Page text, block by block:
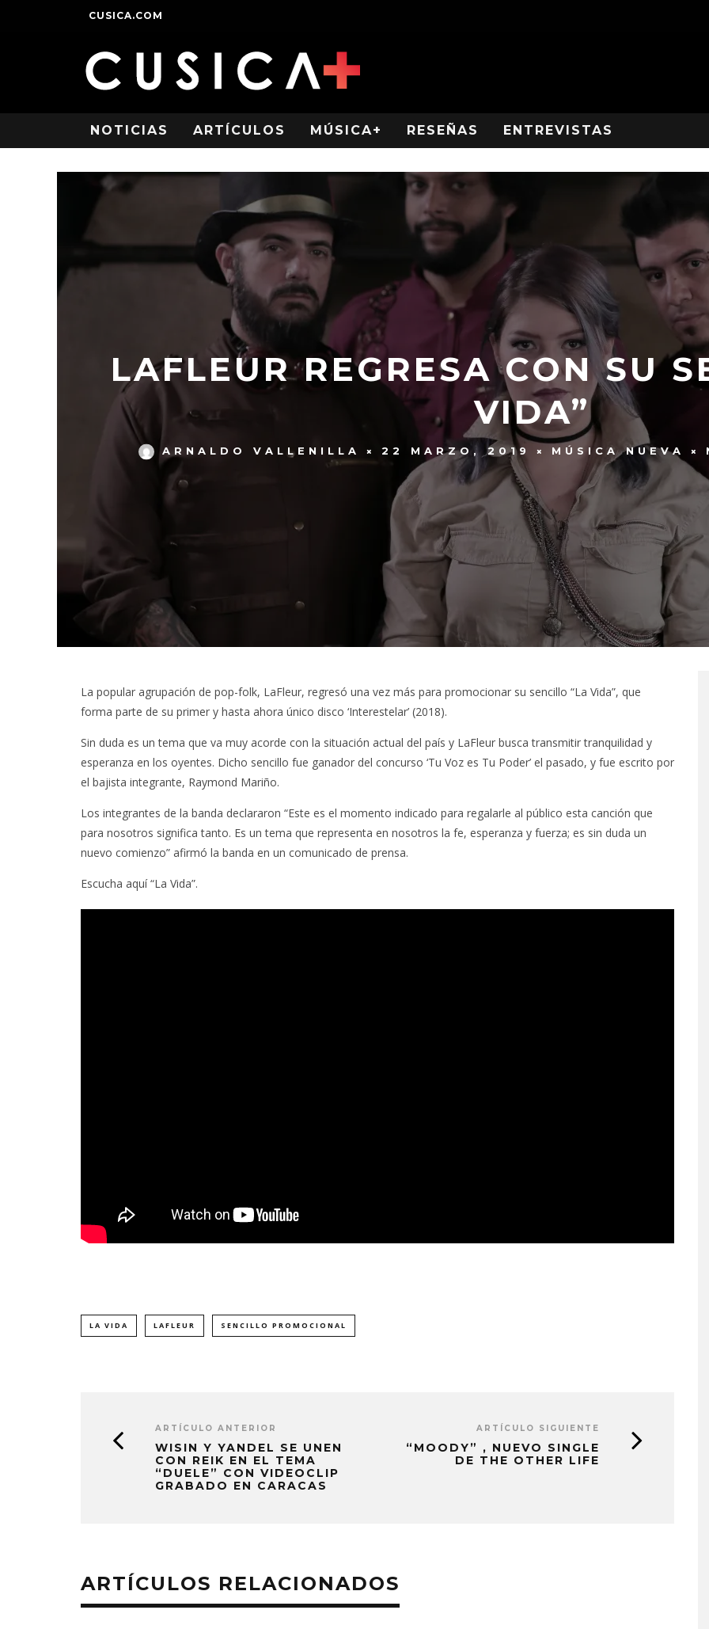
CUSICA.COM
NOTICIAS ARTÍCULOS MÚSICA+ RESEÑAS ENTREVISTAS
LAFLEUR REGRESA CON SU
VIDA”
ARNALDO VALLENILLA 22 MARZO, 2019 MÚSICA NUEVA
La popular agrupación de pop-folk, LaFleur, regresó una vez más para promocionar su sencillo “La Vida”, que
forma parte de su primer y hasta ahora único disco ‘Interestelar’ (2018).
Sin duda es un tema que va muy acorde con la situación actual del país y LaFleur busca transmitir tranquilidad y
esperanza en los oyentes. Dicho sencillo fue ganador del concurso ‘Tu Voz es Tu Poder’ el pasado, y fue escrito por
el bajista integrante, Raymond Mariño.
Los integrantes de la banda declararon “Este es el momento indicado para regalarle al público esta canción que
para nosotros significa tanto. Es un tema que representa en nosotros la fe, esperanza y fuerza; es sin duda un
nuevo comienzo” afirmó la banda en un comunicado de prensa.
Escucha aquí “La Vida”.
LA VIDA LAFLEUR SENCILLO PROMOCIONAL
ARTÍCULO ANTERIOR
WISIN Y YANDEL SE UNEN
CON REIK EN EL TEMA
“DUELE” CON VIDEOCLIP
GRABADO EN CARACAS
ARTÍCULO SIGUIENTE
“MOODY” , NUEVO SINGLE
DE THE OTHER LIFE
ARTÍCULOS RELACIONADOS